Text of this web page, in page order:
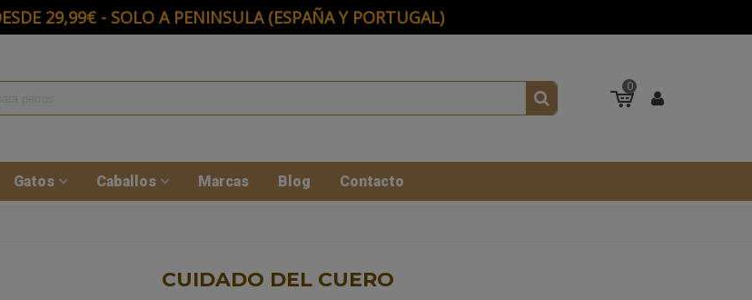
29,99€ - SOLO A PENINSULA (ESPAÑA Y PORTUGAL)
0
Gatos Caballos Marcas Blog Contacto
CUIDADO DEL CUERO